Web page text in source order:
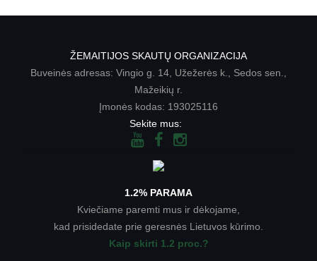
ŽEMAITIJOS SKAUTŲ ORGANIZACIJA
Buveinės adresas: Vingio g. 14, Užežerės k., Sedos sen.,
Mažeikių r.
Įmonės kodas: 193025116
Sekite mus:
1.2% PARAMA
Kviečiame paremti mus ir dėkojame,
kad prisidedate prie geresnės Lietuvos kūrimo.
Kaip skirti 1.2 proc.?